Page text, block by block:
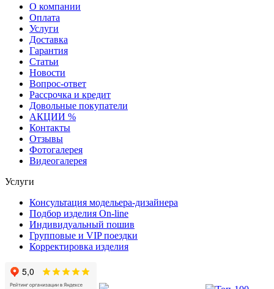
О компании
Оплата
Услуги
Доставка
Гарантия
Статьи
Новости
Вопрос-ответ
Рассрочка и кредит
Довольные покупатели
АКЦИИ %
Контакты
Отзывы
Фотогалерея
Видеогалерея
Услуги
Консультация модельера-дизайнера
Подбор изделия On-line
Индивидуальный пошив
Групповые и VIP поездки
Корректировка изделия